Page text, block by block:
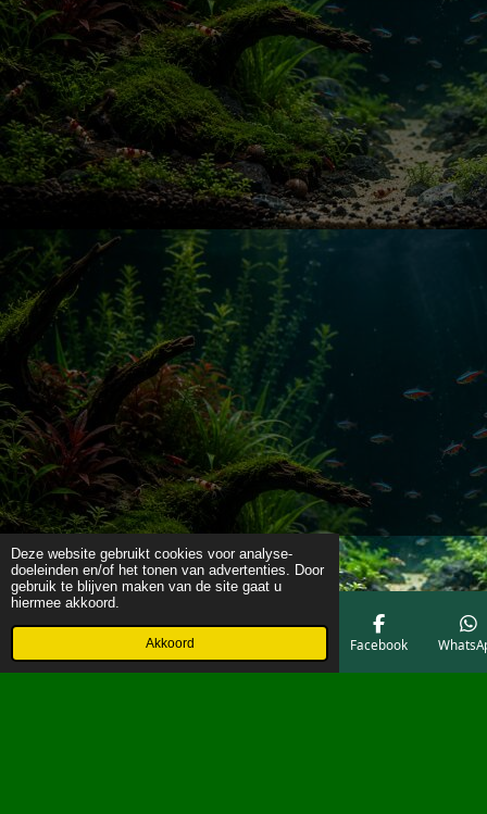
Deze website gebruikt cookies voor analyse-
doeleinden en/of het tonen van advertenties. Door
gebruik te blijven maken van de site gaat u
hiermee akkoord.
Akkoord
Telefoonnummer Facebook